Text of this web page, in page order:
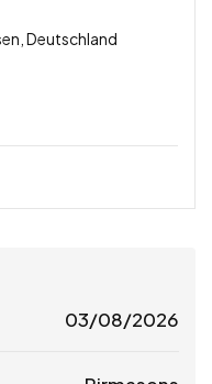
Deutschland
03/08/2026